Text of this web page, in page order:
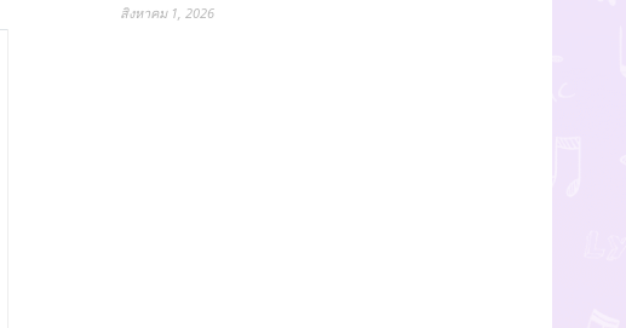
สิงหาคม 1, 2026